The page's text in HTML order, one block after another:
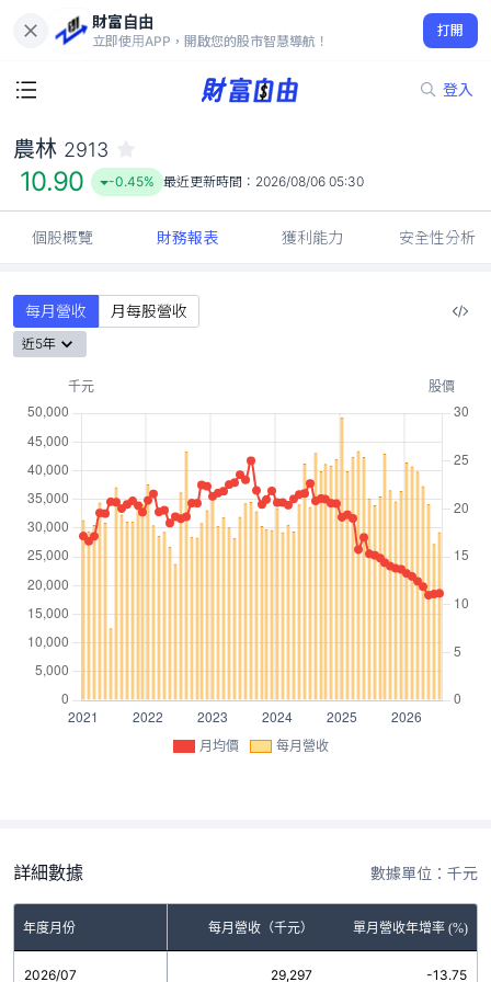
財富自由
立即使用APP，開啟您的股市智慧導航！
打開
登入
10.90
-0.45%
農林 2913
10.90 -0.45% 最近更新時間： 2026/08/06 05:30
個股概覽 財務報表 獲利能力 安全性分析
每月營收 月每股營收
近5年
月均價 每月營收
詳細數據 數據單位：千元
年度月份 每月營收（千元） 單月營收年增率 (%)
2026/07 29,297 -13.75